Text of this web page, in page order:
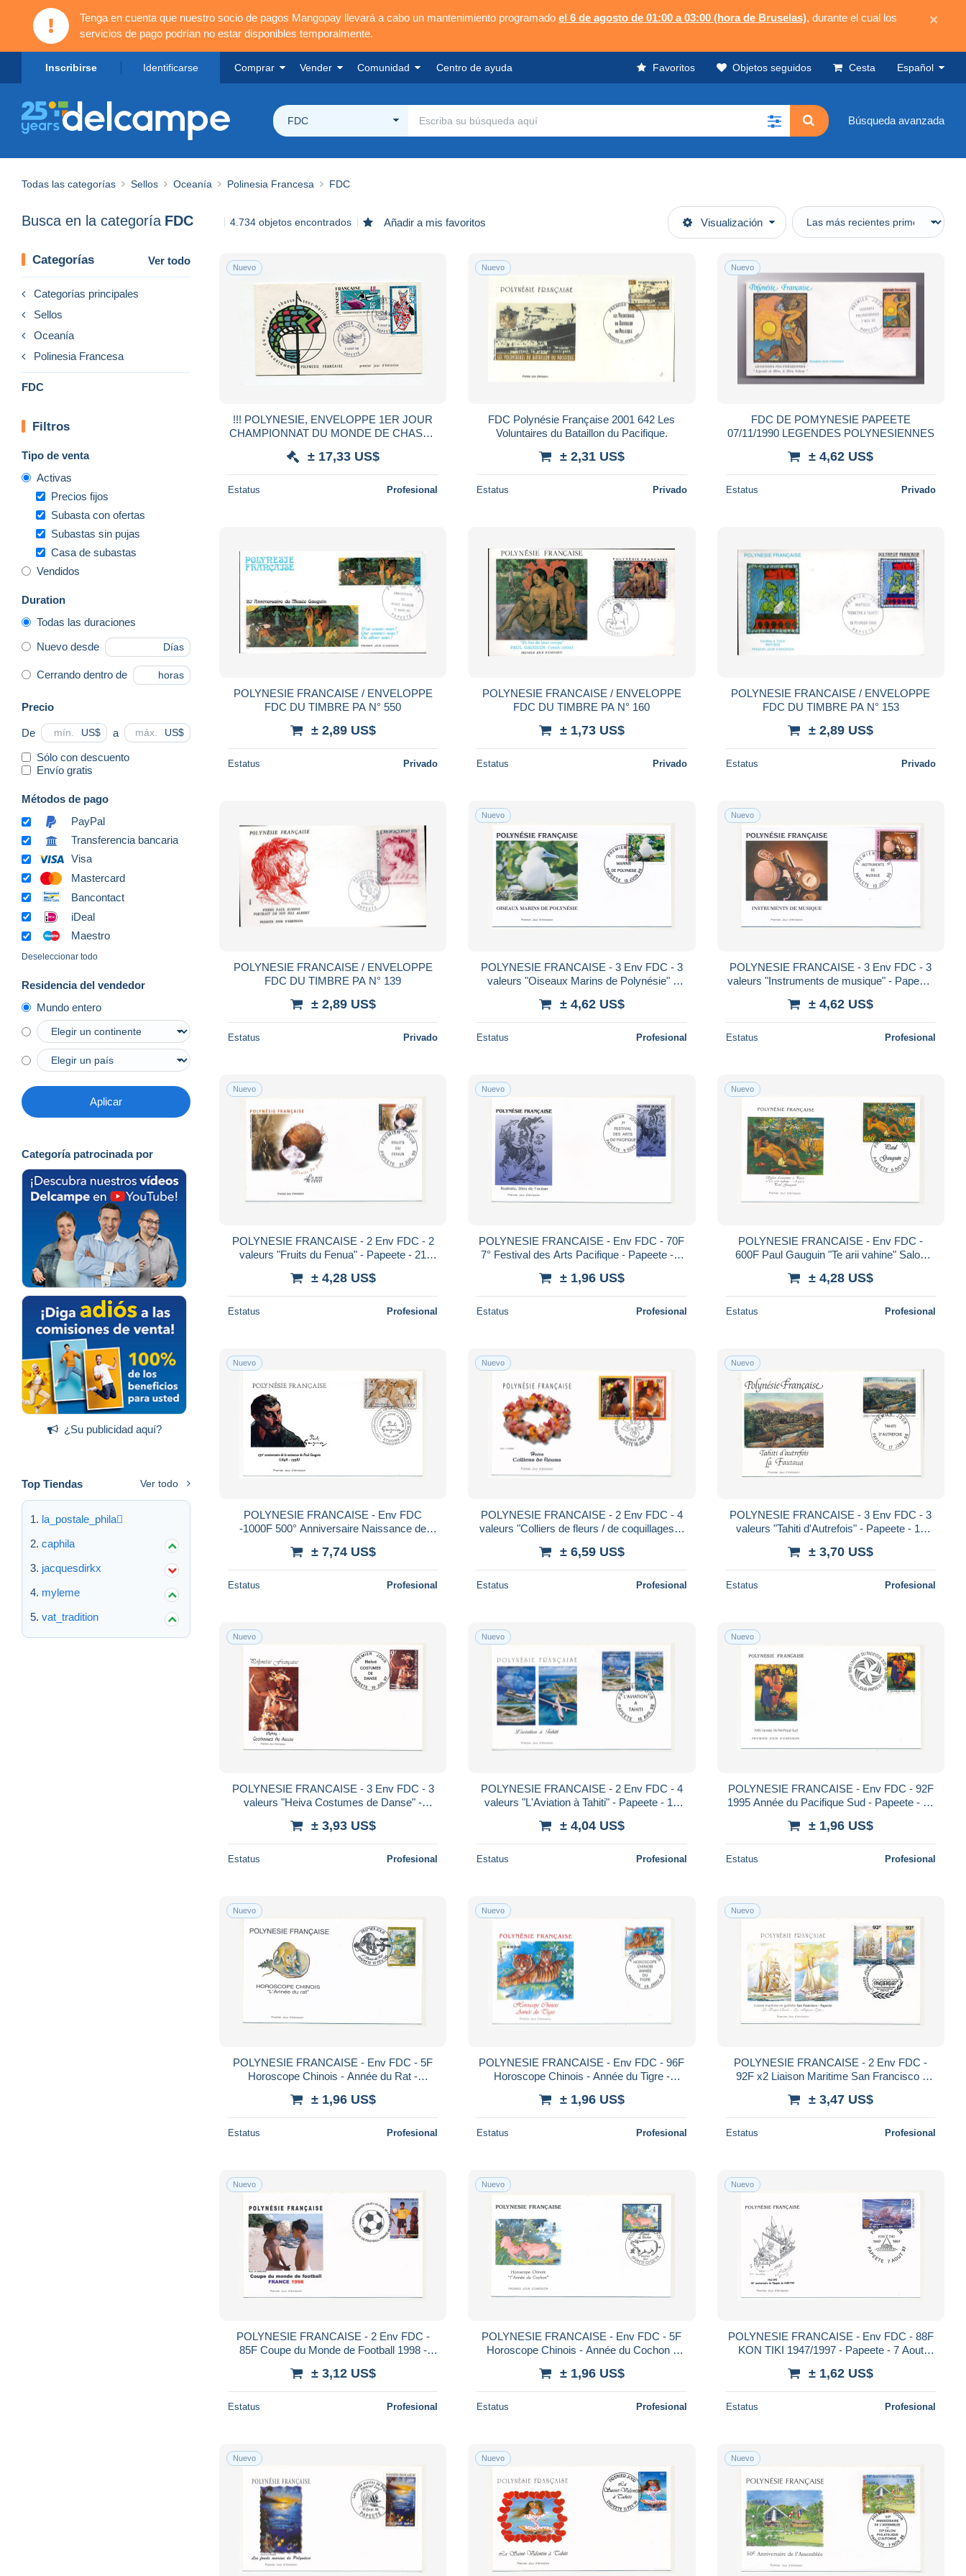
Tenga en cuenta que nuestro socio de pagos Mangopay llevará a cabo un mantenimiento programado el 6 de agosto de 01:00 a 03:00 (hora de Bruselas), durante el cual los
servicios de pago podrían no estar disponibles temporalmente.
×
Inscribirse Identificarse Comprar Vender Comunidad Centro de ayuda Favoritos Objetos seguidos Cesta Español
FDC Búsqueda avanzada
Todas las categorías Sellos Oceanía Polinesia Francesa FDC
Busca en la categoría FDC 4.734 objetos encontrados Añadir a mis favoritos Visualización
Categorías Ver todo
Categorías principales
Sellos
Oceanía
Polinesia Francesa
FDC
Filtros
Tipo de venta
Activas
Precios fijos
Subasta con ofertas
Subastas sin pujas
Casa de subastas
Vendidos
Duration
Todas las duraciones
Nuevo desde Días
Cerrando dentro de horas
Precio
De US$ a US$
Sólo con descuento
Envío gratis
Métodos de pago
PayPal
Transferencia bancaria
Visa
Mastercard
Bancontact
iDeal
Maestro
Deseleccionar todo
Residencia del vendedor
Mundo entero
Aplicar
Categoría patrocinada por
¿Su publicidad aquí?
Top Tiendas Ver todo
la_postale_phila
caphila
jacquesdirkx
myleme
vat_tradition
Nuevo
!!! POLYNESIE, ENVELOPPE 1ER JOUR
CHAMPIONNAT DU MONDE DE CHASSE
± 17,33 US$
Estatus Profesional
Nuevo
FDC Polynésie Française 2001 642 Les
Voluntaires du Bataillon du Pacifique.
± 2,31 US$
Estatus Privado
Nuevo
FDC DE POMYNESIE PAPEETE
07/11/1990 LEGENDES POLYNESIENNES
± 4,62 US$
Estatus Privado
POLYNESIE FRANCAISE / ENVELOPPE
FDC DU TIMBRE PA N° 550
± 2,89 US$
Estatus Privado
POLYNESIE FRANCAISE / ENVELOPPE
FDC DU TIMBRE PA N° 160
± 1,73 US$
Estatus Privado
POLYNESIE FRANCAISE / ENVELOPPE
FDC DU TIMBRE PA N° 153
± 2,89 US$
Estatus Privado
POLYNESIE FRANCAISE / ENVELOPPE
FDC DU TIMBRE PA N° 139
± 2,89 US$
Estatus Privado
Nuevo
POLYNESIE FRANCAISE - 3 Env FDC - 3
valeurs "Oiseaux Marins de Polynésie" -
± 4,62 US$
Estatus Profesional
Nuevo
POLYNESIE FRANCAISE - 3 Env FDC - 3
valeurs "Instruments de musique" - Papeete
± 4,62 US$
Estatus Profesional
Nuevo
POLYNESIE FRANCAISE - 2 Env FDC - 2
valeurs "Fruits du Fenua" - Papeete - 21
± 4,28 US$
Estatus Profesional
Nuevo
POLYNESIE FRANCAISE - Env FDC - 70F
7° Festival des Arts Pacifique - Papeete - 9
± 1,96 US$
Estatus Profesional
Nuevo
POLYNESIE FRANCAISE - Env FDC -
600F Paul Gauguin "Te arii vahine" Salon
± 4,28 US$
Estatus Profesional
Nuevo
POLYNESIE FRANCAISE - Env FDC
-1000F 500° Anniversaire Naissance de
± 7,74 US$
Estatus Profesional
Nuevo
POLYNESIE FRANCAISE - 2 Env FDC - 4
valeurs "Colliers de fleurs / de coquillages" -
± 6,59 US$
Estatus Profesional
Nuevo
POLYNESIE FRANCAISE - 3 Env FDC - 3
valeurs "Tahiti d'Autrefois" - Papeete - 17
± 3,70 US$
Estatus Profesional
Nuevo
POLYNESIE FRANCAISE - 3 Env FDC - 3
valeurs "Heiva Costumes de Danse" -
± 3,93 US$
Estatus Profesional
Nuevo
POLYNESIE FRANCAISE - 2 Env FDC - 4
valeurs "L'Aviation à Tahiti" - Papeete - 16
± 4,04 US$
Estatus Profesional
Nuevo
POLYNESIE FRANCAISE - Env FDC - 92F
1995 Année du Pacifique Sud - Papeete - 11
± 1,96 US$
Estatus Profesional
Nuevo
POLYNESIE FRANCAISE - Env FDC - 5F
Horoscope Chinois - Année du Rat -
± 1,96 US$
Estatus Profesional
Nuevo
POLYNESIE FRANCAISE - Env FDC - 96F
Horoscope Chinois - Année du Tigre -
± 1,96 US$
Estatus Profesional
Nuevo
POLYNESIE FRANCAISE - 2 Env FDC -
92F x2 Liaison Maritime San Francisco -
± 3,47 US$
Estatus Profesional
Nuevo
POLYNESIE FRANCAISE - 2 Env FDC -
85F Coupe du Monde de Football 1998 -
± 3,12 US$
Estatus Profesional
Nuevo
POLYNESIE FRANCAISE - Env FDC - 5F
Horoscope Chinois - Année du Cochon -
± 1,96 US$
Estatus Profesional
Nuevo
POLYNESIE FRANCAISE - Env FDC - 88F
KON TIKI 1947/1997 - Papeete - 7 Aout
± 1,62 US$
Estatus Profesional
Nuevo Nuevo Nuevo